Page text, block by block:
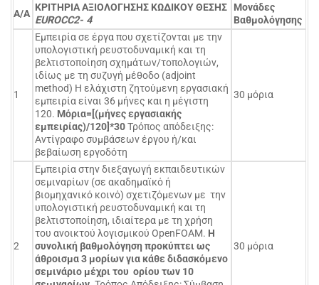
Α/Α
ΚΡΙΤΗΡΙΑ ΑΞΙΟΛΟΓΗΣΗΣ ΚΩΔΙΚΟΥΘΕΣΗΣ
EUROCC2- 4
Μονάδες
Βαθμολόγησης
1
Εμπειρία σε έργα που σχετίζονται με την
υπολογιστική ρευστοδυναμική και τη
βελτιστοποίηση σχημάτων/τοπολογιών,
ιδίως με τη συζυγή μέθοδο (adjoint
method) Η ελάχιστη ζητούμενη εργασιακή
εμπειρία είναι 36 μήνες και η μέγιστη
120. Μόρια=[(μήνες εργασιακής
εμπειρίας)/120]*30Τρόπος απόδειξης:
Αντίγραφο συμβάσεων έργου ή/και
βεβαίωση εργοδότη
30 μόρια
2
Εμπειρία στην διεξαγωγή εκπαιδευτικών
σεμιναρίων (σε ακαδημαϊκό ή
βιομηχανικό κοινό) σχετιζόμενων με την
υπολογιστική ρευστοδυναμική και τη
βελτιστοποίηση, ιδιαίτερα με τη χρήση
του ανοικτού λογισμικού OpenFOAM. Η
συνολική βαθμολόγηση προκύπτει ως
άθροισμα 3 μορίων για κάθε διδασκόμενο
σεμινάριο μέχρι του ορίου των 10
30 μόρια